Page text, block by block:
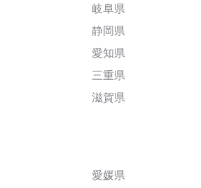
岐阜県
静岡県
愛知県
三重県
滋賀県
愛媛県